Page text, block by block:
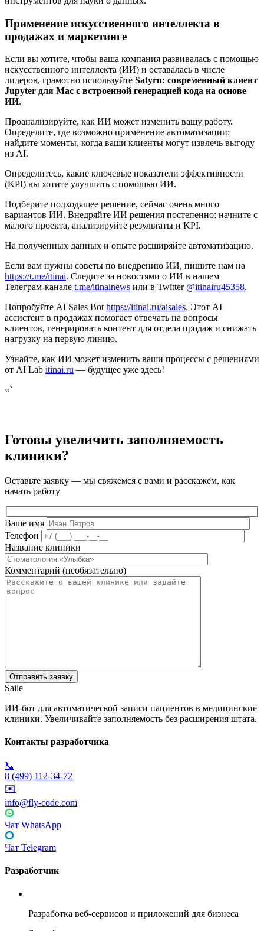
Применение искусственного интеллекта в
продажах и маркетинге
Если вы хотите, чтобы ваша компания развивалась с помощью
искусственного интеллекта (ИИ) и оставалась в числе
лидеров, грамотно используйте Satyrn: современный клиент
Jupyter для Mac с встроенной генерацией кода на основе
ИИ.
Проанализируйте, как ИИ может изменить вашу работу.
Определите, где возможно применение автоматизации:
найдите моменты, когда ваши клиенты могут извлечь выгоду
из AI.
Определитесь, какие ключевые показатели эффективности
(KPI) вы хотите улучшить с помощью ИИ.
Подберите подходящее решение, сейчас очень много
вариантов ИИ. Внедряйте ИИ решения постепенно: начните с
малого проекта, анализируйте результаты и KPI.
На полученных данных и опыте расширяйте автоматизацию.
Если вам нужны советы по внедрению ИИ, пишите нам на
https://t.me/itinai. Следите за новостями о ИИ в нашем
Телеграм-канале t.me/itinainews или в Twitter @itinairu45358.
Попробуйте AI Sales Bot https://itinai.ru/aisales. Этот AI
ассистент в продажах помогает отвечать на вопросы
клиентов, генерировать контент для отдела продаж и снижать
нагрузку на первую линию.
Узнайте, как ИИ может изменить ваши процессы с решениями
от AI Lab itinai.ru — будущее уже здесь!
«`
Готовы увеличить заполняемость
клиники?
Оставьте заявку — мы свяжемся с вами и расскажем, как
начать работу
Ваше имя
Телефон
Название клиники
Комментарий (необязательно)
Saile
ИИ-бот для автоматической записи пациентов в медицинские
клиники. Увеличивайте заполняемость без расширения штата.
Контакты разработчика
📞
8 (499) 112-34-72
✉️
info@fly-code.com
Чат WhatsApp
Чат Telegram
Разработчик
Разработка веб-сервисов и приложений для бизнеса